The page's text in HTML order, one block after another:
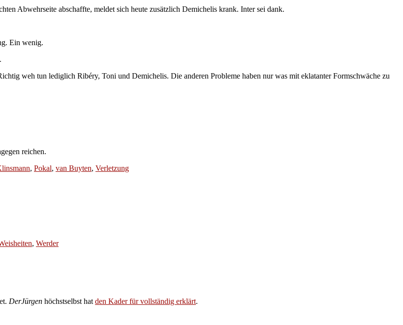
Abwehrseite abschaffte, meldet sich heute zusätzlich Demichelis krank. Inter sei dank.
Ein wenig.
weh tun lediglich Ribéry, Toni und Demichelis. Die anderen Probleme haben nur was mit eklatanter Formschwäche zu
reichen.
, Pokal, van Buyten, Verletzung
, Werder
DerJürgen höchstselbst hatden Kader für vollständig erklärt.